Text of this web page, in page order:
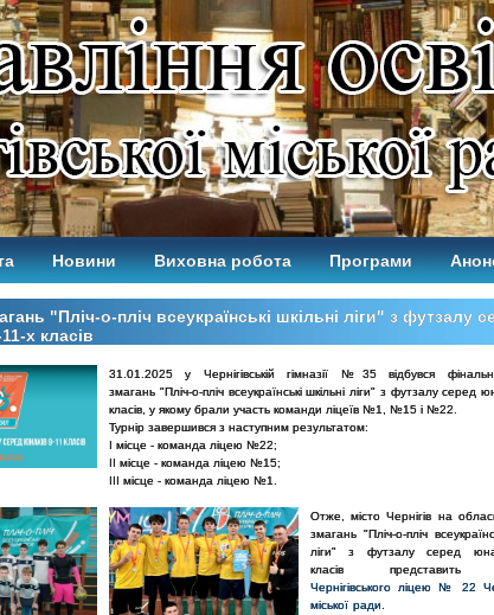
Новини Виховна робота Програми
"Пліч-о-пліч всеукраїнські шкільні ліги" з футзалу
х класів
31.01.2025 у Чернігівській гімназії №35 відбувся
змагань "Пліч-о-пліч всеукраїнські шкільні ліги" з футзалу серед
класів, у якому брали участь команди ліцеїв №1, №15 і №22.
Турнір завершився з наступним результатом:
І місце - команда ліцею №22;
ІІ місце - команда ліцею №15;
ІІІ місце - команда ліцею №1.
Отже, місто Чернігів на
змагань "Пліч-о-пліч
ліги" з футзалу серед
класів
Чернігівського ліцею № 22
міської ради